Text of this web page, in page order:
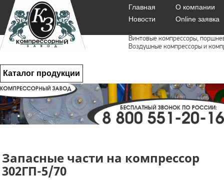
Главная
О компании
Новости
Online заявка
Винтовые компрессоры,
Воздушные компрессоры и
Каталог продукции
Запасные части на компрессор
302ГП-5/70